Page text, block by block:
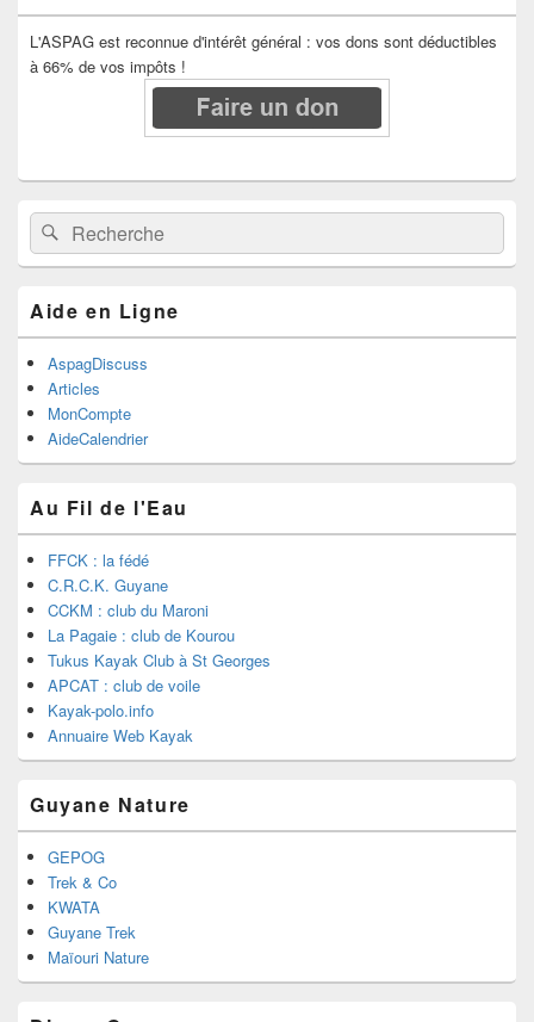
L'ASPAG est reconnue d'intérêt général : vos dons sont déductibles
à 66% de vos impôts !
Recherche :Rechercher
Aide en Ligne
AspagDiscuss
Articles
MonCompte
AideCalendrier
Au Fil de l'Eau
FFCK : la fédé
C.R.C.K. Guyane
CCKM : club du Maroni
La Pagaie : club de Kourou
Tukus Kayak Club à St Georges
APCAT : club de voile
Kayak-polo.info
Annuaire Web Kayak
Guyane Nature
GEPOG
Trek & Co
KWATA
Guyane Trek
Maïouri Nature